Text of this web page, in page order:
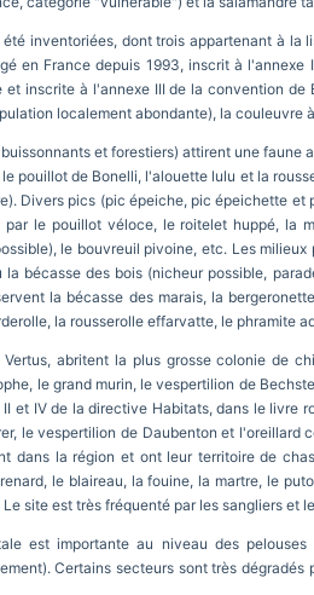
inventoriées, dont trois appartenant à la
en France depuis 1993, inscrit à
inscrite à l'annexe III de la convention
localement abondante), la
et forestiers) attirent une
pouillot de Bonelli, l'alouette lulu et la
Divers pics (pic épeiche, pic épeichette et
le pouillot véloce, le roitelet huppé, la
le bouvreuil pivoine, etc. Les
bécasse des bois (nicheur possible,
la bécasse des marais, la
la rousserolle effarvatte, le phramite
abritent la plus grosse colonie de
le grand murin, le vespertilion de
et IV de la directive Habitats, dans le livre
le vespertilion de Daubenton et l'oreillard
dans la région et ont leur territoire de
le blaireau, la fouine, la martre, le
site est très fréquenté par les sangliers et
est importante au niveau des pelouses
Certains secteurs sont très